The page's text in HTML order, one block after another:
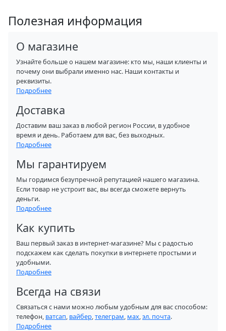
Полезная информация
О магазине
Узнайте больше о нашем магазине: кто мы, наши клиенты и
почему они выбрали именно нас. Наши контакты и
реквизиты.
Подробнее
Доставка
Доставим ваш заказ в любой регион России, в удобное
время и день. Работаем для вас, без выходных.
Подробнее
Мы гарантируем
Мы гордимся безупречной репутацией нашего магазина.
Если товар не устроит вас, вы всегда сможете вернуть
деньги.
Подробнее
Как купить
Ваш первый заказ в интернет-магазине? Мы с радостью
подскажем как сделать покупки в интернете простыми и
удобными.
Подробнее
Всегда на связи
Связаться с нами можно любым удобным для вас способом:
телефон, ватсап, вайбер,телеграм, мах,эл. почта.
Подробнее